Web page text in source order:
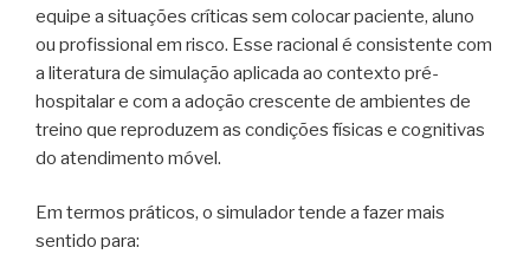
equipe a situações críticas sem colocar paciente, aluno
ou profissional em risco. Esse racional é consistente com
a literatura de simulação aplicada ao contexto pré-
hospitalar e com a adoção crescente de ambientes de
treino que reproduzem as condições físicas e cognitivas
do atendimento móvel.
Em termos práticos, o simulador tende a fazer mais
sentido para: